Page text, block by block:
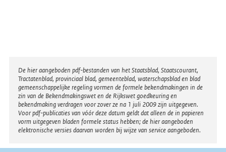
Disclaimer
De hier aangeboden pdf-bestanden van het Staatsblad, Staatscourant,
Tractatenblad, provinciaal blad, gemeenteblad, waterschapsblad en blad
gemeenschappelijke regeling vormen de formele bekendmakingen in de
zin van de Bekendmakingswet en de Rijkswet goedkeuring en
bekendmaking verdragen voor zover ze na 1 juli 2009 zijn uitgegeven.
Voor pdf-publicaties van vóór deze datum geldt dat alleen de in papieren
vorm uitgegeven bladen formele status hebben; de hier aangeboden
elektronische versies daarvan worden bij wijze van service aangeboden.